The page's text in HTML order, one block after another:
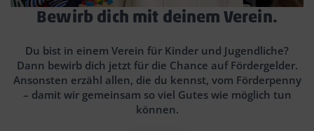
Bewirb dich mit deinem Verein.
Du bist in einem Verein für Kinder und Jugendliche?
Dann bewirb dich jetzt für die Chance auf Fördergelder.
Ansonsten erzähl allen, die du kennst, vom Förderpenny
– damit wir gemeinsam so viel Gutes wie möglich tun
können.